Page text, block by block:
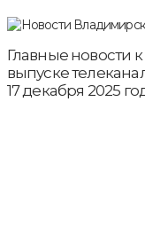
Главные новости
выпуске
17 декабря 2025